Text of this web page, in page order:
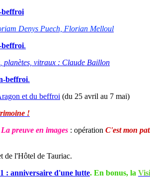
beffroi
Denys Puech, Florian Melloul
beffroi.
planètes, vitraux : Claude Baillon
beffroi.
et du beffroi (du 25 avril au 7 mai)
!
preuve en images : opération C'est mon
de l'Hôtel de Tauriac.
: anniversaire d'une lutte. En bonus, la V